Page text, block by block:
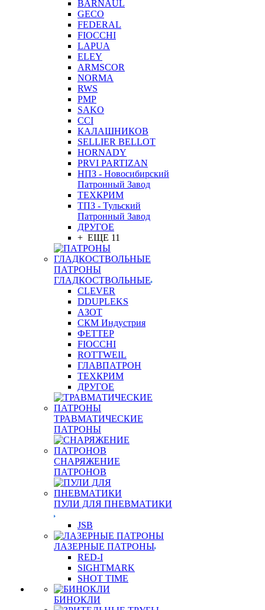
BARNAUL
GEСO
FEDERAL
FIOCCHI
LAPUA
ELEY
ARMSCOR
NORMA
RWS
PMP
SAKO
CCI
КАЛАШНИКОВ
SELLIER BELLOT
HORNADY
PRVI PARTIZAN
НПЗ - Новосибирский
Патронный Завод
ТЕХКРИМ
ТПЗ - Тульский
Патронный Завод
ДРУГОЕ
+ ЕЩЕ 11
ПАТРОНЫ
ГЛАДКОСТВОЛЬНЫЕ
CLEVER
DDUPLEKS
АЗОТ
СКМ Индустрия
ФЕТТЕР
FIOCCHI
ROTTWEIL
ГЛАВПАТРОН
ТЕХКРИМ
ДРУГОЕ
ТРАВМАТИЧЕСКИЕ
ПАТРОНЫ
СНАРЯЖЕНИЕ
ПАТРОНОВ
ПУЛИ ДЛЯ ПНЕВМАТИКИ
JSB
ЛАЗЕРНЫЕ ПАТРОНЫ
RED-I
SIGHTMARK
SHOT TIME
БИНОКЛИ